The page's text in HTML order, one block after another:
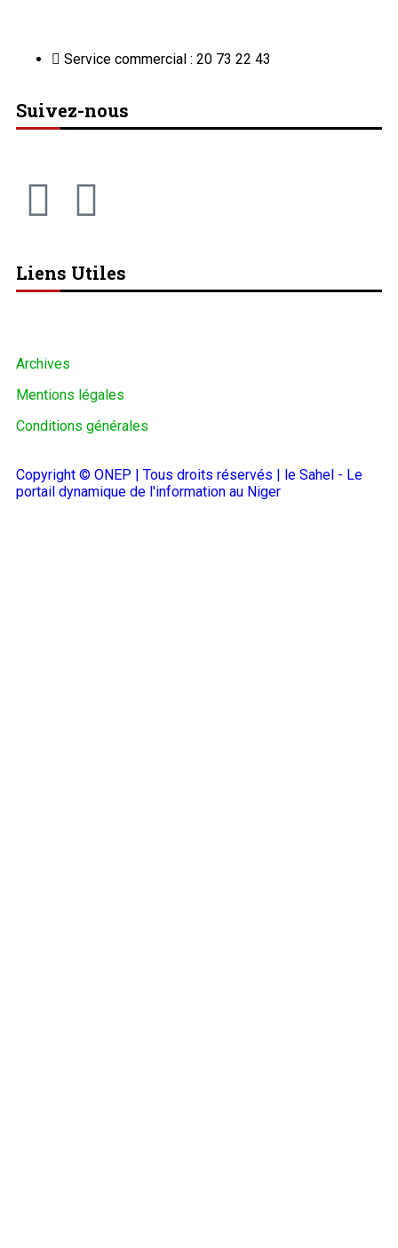
Service commercial : 20 73 22 43
Suivez-nous
Liens Utiles
Archives
Mentions légales
Conditions générales
Copyright © ONEP | Tous droits réservés | le Sahel - Le
portail dynamique de l'information au Niger